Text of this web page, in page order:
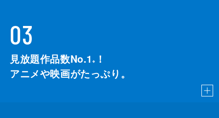
03
見放題作品数No.1 ※
！
アニメや映画がたっぷり。